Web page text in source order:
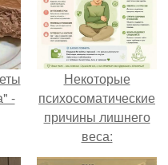
-
Некоторые
психосоматические
причины лишнего
веса: